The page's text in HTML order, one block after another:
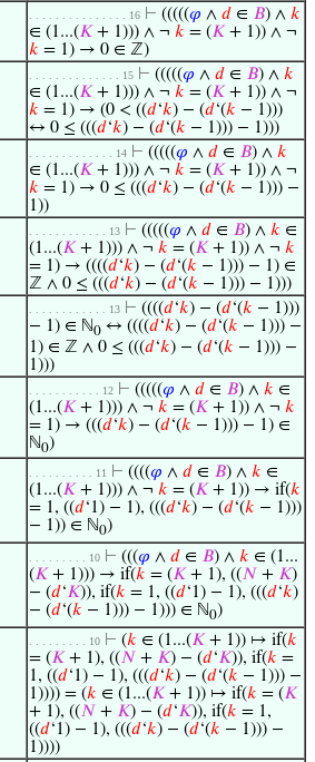
. . . . . . . . . . . . . . . 16 ⊢ (((((𝜑 ∧ 𝑑 ∈ 𝐵) ∧ 𝑘
∈ (1...(𝐾 + 1))) ∧ ¬ 𝑘 = (𝐾 + 1)) ∧ ¬
𝑘 = 1) → 0 ∈ ℤ)
. . . . . . . . . . . . . . 15 ⊢ (((((𝜑 ∧ 𝑑 ∈ 𝐵) ∧ 𝑘
∈ (1...(𝐾 + 1))) ∧ ¬ 𝑘 = (𝐾 + 1)) ∧ ¬
𝑘 = 1) → (0 < ((𝑑‘𝑘) − (𝑑‘(𝑘 − 1)))
↔ 0 ≤ (((𝑑‘𝑘) − (𝑑‘(𝑘 − 1))) − 1)))
. . . . . . . . . . . . . 14 ⊢ (((((𝜑 ∧ 𝑑 ∈ 𝐵) ∧ 𝑘
∈ (1...(𝐾 + 1))) ∧ ¬ 𝑘 = (𝐾 + 1)) ∧ ¬
𝑘 = 1) → 0 ≤ (((𝑑‘𝑘) − (𝑑‘(𝑘 − 1))) −
1))
. . . . . . . . . . . . 13 ⊢ (((((𝜑 ∧ 𝑑 ∈ 𝐵) ∧ 𝑘 ∈
(1...(𝐾 + 1))) ∧ ¬ 𝑘 = (𝐾 + 1)) ∧ ¬ 𝑘
= 1) → ((((𝑑‘𝑘) − (𝑑‘(𝑘 − 1))) − 1) ∈
ℤ ∧ 0 ≤ (((𝑑‘𝑘) − (𝑑‘(𝑘 − 1))) − 1)))
. . . . . . . . . . . . 13 ⊢ ((((𝑑‘𝑘) − (𝑑‘(𝑘 − 1)))
− 1) ∈ ℕ0 ↔ ((((𝑑‘𝑘) − (𝑑‘(𝑘 − 1))) −
1) ∈ ℤ ∧ 0 ≤ (((𝑑‘𝑘) − (𝑑‘(𝑘 − 1))) −
1)))
. . . . . . . . . . . 12 ⊢ (((((𝜑 ∧ 𝑑 ∈ 𝐵) ∧ 𝑘 ∈
(1...(𝐾 + 1))) ∧ ¬ 𝑘 = (𝐾 + 1)) ∧ ¬ 𝑘
= 1) → (((𝑑‘𝑘) − (𝑑‘(𝑘 − 1))) − 1) ∈
ℕ0)
. . . . . . . . . . 11 ⊢ ((((𝜑 ∧ 𝑑 ∈ 𝐵) ∧ 𝑘 ∈
(1...(𝐾 + 1))) ∧ ¬ 𝑘 = (𝐾 + 1)) → if(𝑘
= 1, ((𝑑‘1) − 1), (((𝑑‘𝑘) − (𝑑‘(𝑘 − 1)))
− 1)) ∈ ℕ0)
. . . . . . . . . 10 ⊢ (((𝜑 ∧ 𝑑 ∈ 𝐵) ∧ 𝑘 ∈ (1...
(𝐾 + 1))) → if(𝑘 = (𝐾 + 1), ((𝑁 + 𝐾)
− (𝑑‘𝐾)), if(𝑘 = 1, ((𝑑‘1) − 1), (((𝑑‘𝑘)
− (𝑑‘(𝑘 − 1))) − 1))) ∈ ℕ0)
. . . . . . . . . 10 ⊢ (𝑘 ∈ (1...(𝐾 + 1)) ↦ if(𝑘
= (𝐾 + 1), ((𝑁 + 𝐾) − (𝑑‘𝐾)), if(𝑘 =
1, ((𝑑‘1) − 1), (((𝑑‘𝑘) − (𝑑‘(𝑘 − 1))) −
1)))) = (𝑘 ∈ (1...(𝐾 + 1)) ↦ if(𝑘 = (𝐾
+ 1), ((𝑁 + 𝐾) − (𝑑‘𝐾)), if(𝑘 = 1,
((𝑑‘1) − 1), (((𝑑‘𝑘) − (𝑑‘(𝑘 − 1))) −
1))))